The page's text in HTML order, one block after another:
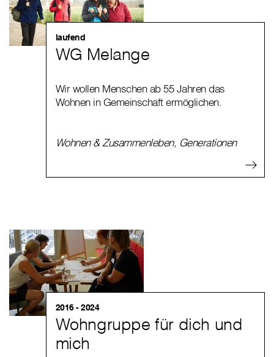
laufend
WG Melange
Wir wollen Menschen ab 55 Jahren das
Wohnen in Gemeinschaft ermöglichen.
Wohnen & Zusammenleben, Generationen
2016 - 2024
Wohngruppe für dich und
mich